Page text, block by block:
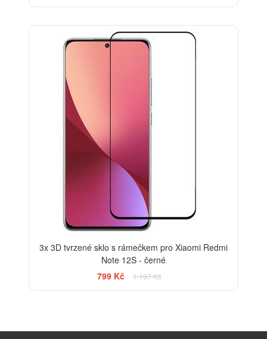
3x 3D tvrzené sklo s rámečkem pro Xiaomi Redmi
Note 12S - černé
799 Kč
1 197 Kč